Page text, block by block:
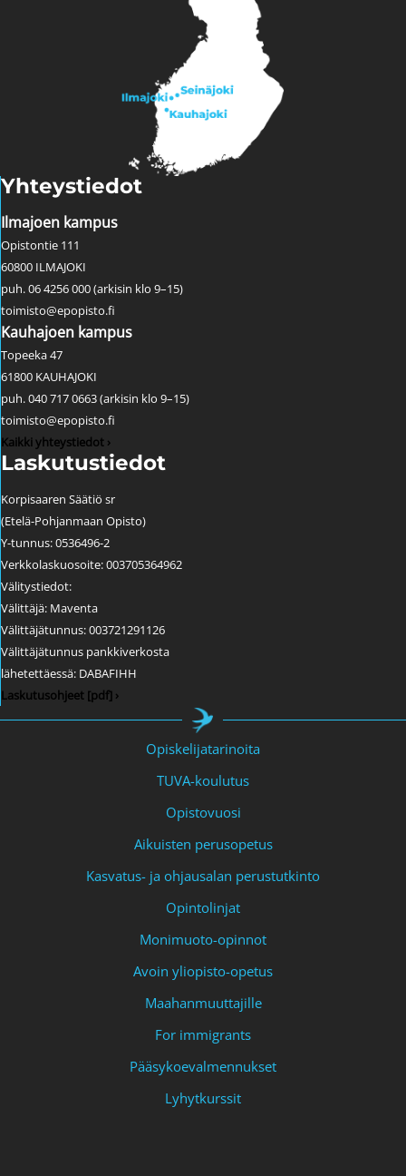
Yhteystiedot
Ilmajoen kampus
Opistontie 111
60800 ILMAJOKI
puh. 06 4256 000 (arkisin klo 9–15)
toimisto@epopisto.fi
Kauhajoen kampus
Topeeka 47
61800 KAUHAJOKI
puh. 040 717 0663 (arkisin klo 9–15)
toimisto@epopisto.fi
Kaikki yhteystiedot ›
Laskutustiedot
Korpisaaren Säätiö sr
(Etelä-Pohjanmaan Opisto)
Y-tunnus: 0536496-2
Verkkolaskuosoite: 003705364962
Välitystiedot:
Välittäjä: Maventa
Välittäjätunnus: 003721291126
Välittäjätunnus pankkiverkosta
lähetettäessä: DABAFIHH
Laskutusohjeet [pdf] ›
Opiskelijatarinoita
TUVA-koulutus
Opistovuosi
Aikuisten perusopetus
Kasvatus- ja ohjausalan perustutkinto
Opintolinjat
Monimuoto-opinnot
Avoin yliopisto-opetus
Maahanmuuttajille
For immigrants
Pääsykoevalmennukset
Lyhytkurssit